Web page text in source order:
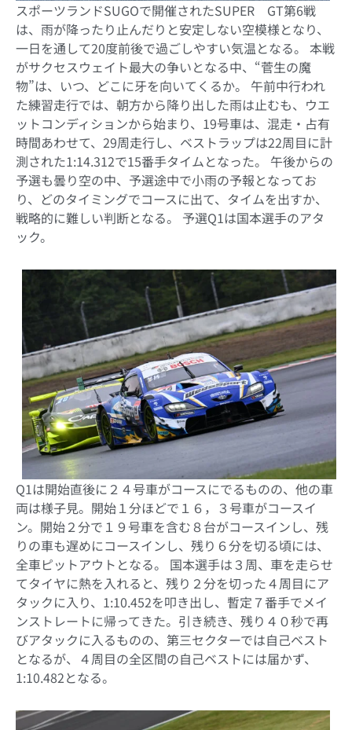
スポーツランドSUGOで開催されたSUPER GT第6戦
は、雨が降ったり止んだりと安定しない空模様となり、
一日を通して20度前後で過ごしやすい気温となる。 本戦
がサクセスウェイト最大の争いとなる中、“菅生の魔
物”は、いつ、どこに牙を向いてくるか。 午前中行われ
た練習走行では、朝方から降り出した雨は止むも、ウエ
ットコンディションから始まり、19号車は、混走・占有
時間あわせて、29周走行し、ベストラップは22周目に計
測された1:14.312で15番手タイムとなった。 午後からの
予選も曇り空の中、予選途中で小雨の予報となってお
り、どのタイミングでコースに出て、タイムを出すか、
戦略的に難しい判断となる。 予選Q1は国本選手のアタ
ック。
Q1は開始直後に２４号車がコースにでるものの、他の車
両は様子見。開始１分ほどで１６，３号車がコースイ
ン。開始２分で１９号車を含む８台がコースインし、残
りの車も遅めにコースインし、残り６分を切る頃には、
全車ピットアウトとなる。 国本選手は３周、車を走らせ
てタイヤに熱を入れると、残り２分を切った４周目にア
タックに入り、1:10.452を叩き出し、暫定７番手でメイ
ンストレートに帰ってきた。引き続き、残り４０秒で再
びアタックに入るものの、第三セクターでは自己ベスト
となるが、４周目の全区間の自己ベストには届かず、
1:10.482となる。